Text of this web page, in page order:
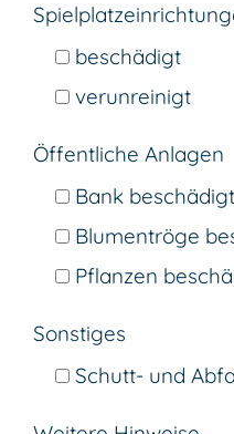
beschädigt
verunreinigt
Öffentliche Anlagen
Bank beschädigt
Blumentröge
Pflanzen
Sonstiges
Schutt- und